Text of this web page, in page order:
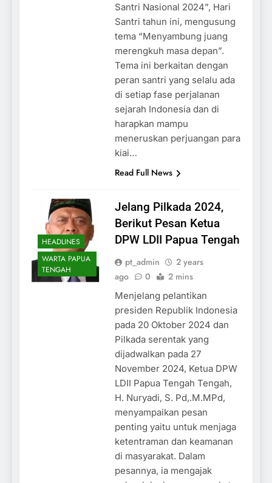
Santri Nasional 2024”, Hari
Santri tahun ini, mengusung
tema “Menyambung juang
merengkuh masa depan”.
Tema ini berkaitan dengan
peran santri yang selalu ada
di setiap fase perjalanan
sejarah Indonesia dan di
harapkan mampu
meneruskan perjuangan para
kiai…
Read Full News
HEADLINES
WARTA PAPUA
TENGAH
Jelang Pilkada 2024,
Berikut Pesan Ketua
DPW LDII Papua Tengah
pt_admin
2 years
ago
0 2 mins
Menjelang pelantikan
presiden Republik Indonesia
pada 20 Oktober 2024 dan
Pilkada serentak yang
dijadwalkan pada 27
November 2024, Ketua DPW
LDII Papua Tengah Tengah,
H. Nuryadi, S. Pd,.M.MPd,
menyampaikan pesan
penting yaitu untuk menjaga
ketentraman dan keamanan
di masyarakat. Dalam
pesannya, ia mengajak